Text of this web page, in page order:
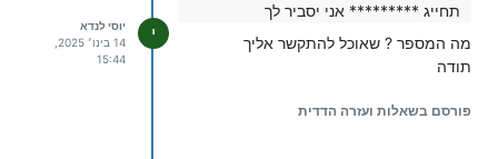
תחייג ********* אני יסביר לך
מה המספר ? שאוכל להתקשר אליך
תודה
פורסם בשאלות ועזרה הדדית
י
יוסי לנדא
15:44